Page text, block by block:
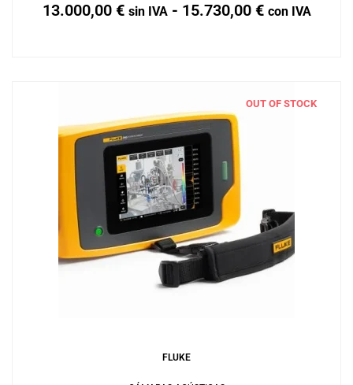
13.000,00 € sin IVA- 15.730,00 € con IVA
OUT OF STOCK
FLUKE